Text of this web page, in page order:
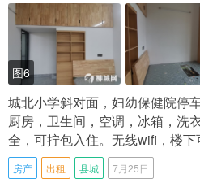
图6
城北小学斜对面，妇幼保健院停
厨房，卫生间，空调，冰箱，洗
全，可拧包入住。无线wifi，楼
房产 出租 县城 7月25日